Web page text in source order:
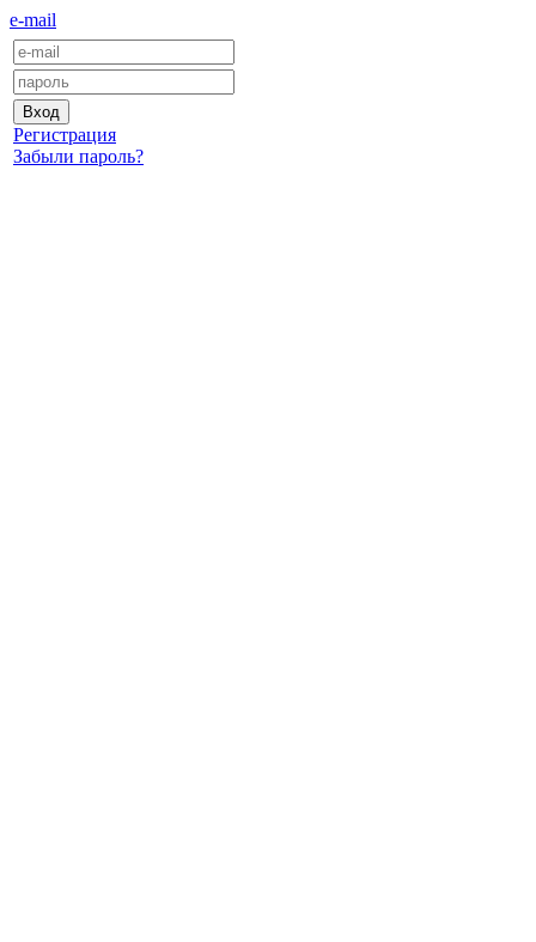
e-mail
Регистрация
Забыли пароль?